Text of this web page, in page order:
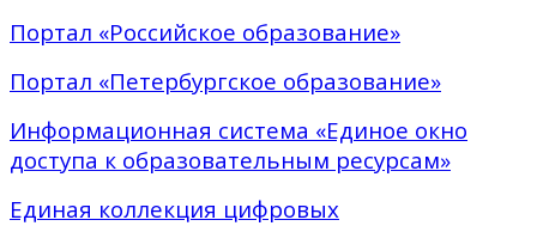
Портал «Российское образование»
Портал «Петербургское образование»
Информационная система «Единое окно
доступа к образовательным ресурсам»
Единая коллекция цифровых